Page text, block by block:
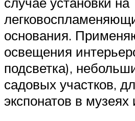
основания.
освещения
подсветка),
садовых участков,
экспонатов в музеях